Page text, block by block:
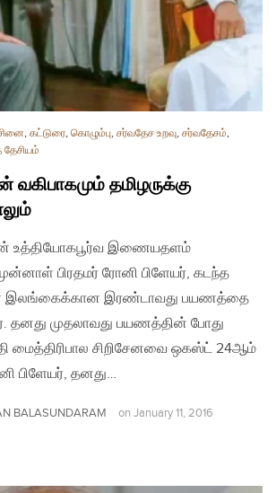
, கட்டுரை, கொழும்பு, சர்வதேச உறவு, சர்வதேசம்,
தேசியம்
வகிபாகமும் தமிழருக்கு
உத்தியோகபூர்வ இணையதளம்
பிரதமர் ரோனி பிளேயர், கடந்த
இலங்கைக்கான இரண்டாவது பயணத்தை
முதலாவது பயணத்தின் போது
மைத்திரிபால சிறிசேனவை ஒகஸ்ட் 24ஆம்
பிளேயர், தனது…
BALASUNDARAM on January 11, 2016